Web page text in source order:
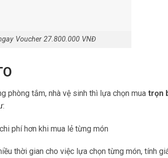
Voucher 27.800.000 VNĐ
phòng tắm, nhà vệ sinh thì lựa chọn mua trọn
phí hơn khi mua lẻ từng món
thời gian cho việc lựa chọn từng món, tính